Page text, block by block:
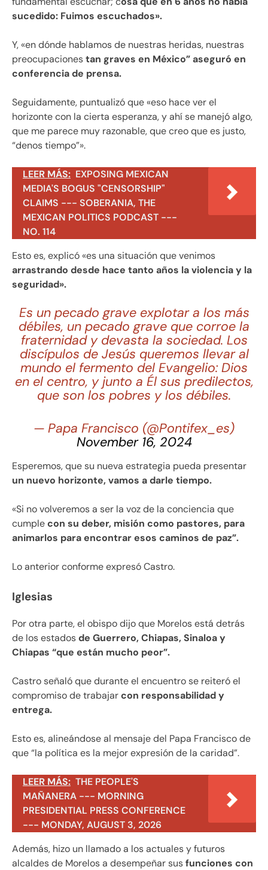
sucedido: Fuimos escuchados».
Y, «en dónde hablamos de nuestras heridas, nuestras
preocupacionestan graves en México” aseguró en
conferencia de prensa.
Seguidamente, puntualizó que «eso hace ver el
horizonte con la cierta esperanza, y ahí se manejó algo,
que me parece muy razonable, que creo que es justo,
“denos tiempo”».
LEER MÁS: EXPOSING MEXICAN
MEDIA'S BOGUS "CENSORSHIP"
CLAIMS --- SOBERANIA, THE
MEXICAN POLITICS PODCAST ---
NO. 114
Esto es, explicó «es una situación que venimos
arrastrando desde hace tanto años la violencia y la
seguridad».
Es un pecado grave explotar a los más
débiles, un pecado grave que corroe la
fraternidad y devasta la sociedad. Los
discípulos de Jesús queremos llevar al
mundo el fermento del Evangelio: Dios
en el centro, y junto a Él sus predilectos,
que son los pobres y los débiles.
— Papa Francisco (@Pontifex_es)
November 16, 2024
Esperemos, que su nueva estrategia pueda presentar
un nuevo horizonte, vamos a darle tiempo.
«Si no volveremos a ser la voz de la conciencia que
cumplecon su deber, misión como pastores, para
animarlos para encontrar esos caminos de paz”.
Lo anterior conforme expresó Castro.
Iglesias
Por otra parte, el obispo dijo que Morelos está detrás
de los estadosde Guerrero, Chiapas, Sinaloa y
Chiapas “que están mucho peor”.
Castro señaló que durante el encuentro se reiteró el
compromiso de trabajarcon responsabilidad y
entrega.
Esto es, alineándose al mensaje del Papa Francisco de
que “la política es la mejor expresión de la caridad”.
LEER MÁS: THE PEOPLE'S
MAÑANERA --- MORNING
PRESIDENTIAL PRESS CONFERENCE
--- MONDAY, AUGUST 3, 2026
Además, hizo un llamado a los actuales y futuros
alcaldes de Morelos a desempeñar susfunciones con